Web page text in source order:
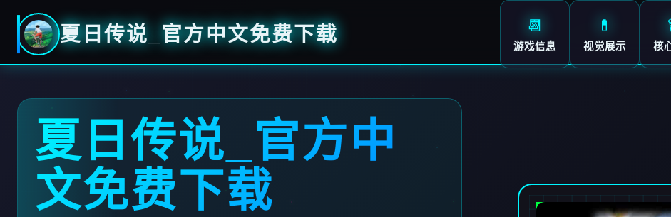
夏日传说_官方中文免费下载 📆
游戏信息
💊
视觉展示 核
夏日传说_官方中
文免费下载